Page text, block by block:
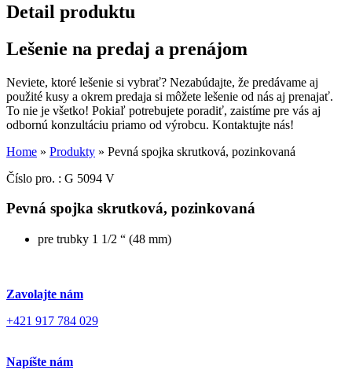
Detail produktu
Lešenie na predaj a prenájom
Neviete, ktoré lešenie si vybrať? Nezabúdajte, že predávame aj
použité kusy a okrem predaja si môžete lešenie od nás aj prenajať.
To nie je všetko! Pokiaľ potrebujete poradiť, zaistíme pre vás aj
odbornú konzultáciu priamo od výrobcu. Kontaktujte nás!
Home » Produkty » Pevná spojka skrutková, pozinkovaná
Číslo pro. : G 5094 V
Pevná spojka skrutková, pozinkovaná
pre trubky 1 1/2 “ (48 mm)
Zavolajte nám
+421 917 784 029
Napíšte nám